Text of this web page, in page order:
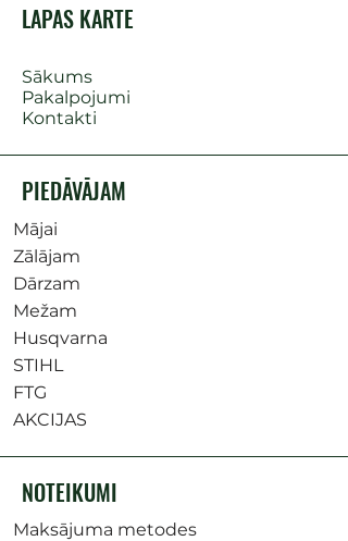
LAPAS KARTE
Sākums
Pakalpojumi
Kontakti
PIEDĀVĀJAM
Mājai
Zālājam
Dārzam
Mežam
Husqvarna
STIHL
FTG
AKCIJAS
NOTEIKUMI
Maksājuma metodes